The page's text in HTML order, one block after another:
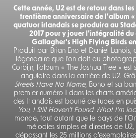
Cette année, U2 est de retour dans
trentième anniversaire de l’album «
quatuor irlandais se produira au
2017 pour y jouer l’intégralité du
Gallagher's High Flying Birds
Produit par Brian Eno et Daniel Lanois,
légendaire que l’on doit au
Corbijn, l’album « The Joshua Tree »
angulaire dans la carrière de U2.
Streets Have No Name, Bono et sa
premier numéro 1 dans les charts
des Irlandais est bourré de tubes en
You, I Still Haven’t Found What I’m
monde, tout autant que le pays de
mélodies simples et directes de U2,
dépassant les 25 millions